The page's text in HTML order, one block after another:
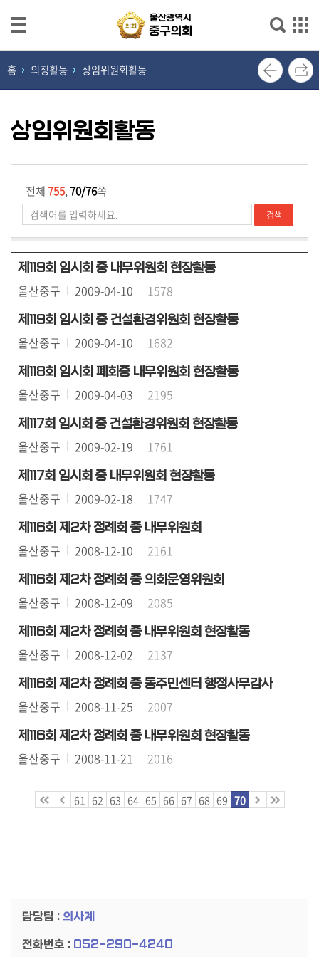
본문으로 바로가기
메인메뉴 바로가기
열
린
장
실
회
소
개
의
원
광
장
의
회
소
식
의
회
기
능
의
정
활
동
의
정
자
료
실
구
민
광
장
공
개
이
홈 의정활동 상임위원회활동
상임위원회활동
전체755,70/76쪽
제119회 임시회 중 내무위원회 현장활동
울산중구 2009-04-10 1578
제119회 임시회 중 건설환경위원회 현장활동
울산중구 2009-04-10 1682
제118회 임시회 폐회중 내무위원회 현장활동
울산중구 2009-04-03 2195
제117회 임시회 중 건설환경위원회 현장활동
울산중구 2009-02-19 1761
제117회 임시회 중 내무위원회 현장활동
울산중구 2009-02-18 1747
제116회 제2차 정례회 중 내무위원회
울산중구 2008-12-10 2161
제116회 제2차 정례회 중 의회운영위원회
울산중구 2008-12-09 2085
제116회 제2차 정례회 중 내무위원회 현장활동
울산중구 2008-12-02 2137
제116회 제2차 정례회 중 동주민센터 행정사무감사
울산중구 2008-11-25 2007
제116회 제2차 정례회 중 내무위원회 현장활동
울산중구 2008-11-21 2016
61 62 63 64 65 66 67 68 69 70
담당팀 : 의사계
전화번호 : 052-290-4240